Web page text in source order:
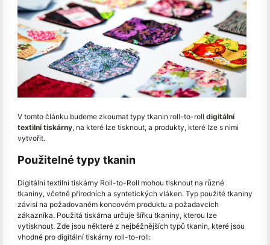
V tomto článku budeme zkoumat typy tkanin roll-to-roll digitální
textilní tiskárny, na které lze tisknout, a produkty, které lze s nimi
vytvořit.
Použitelné typy tkanin
Digitální textilní tiskárny Roll-to-Roll mohou tisknout na různé
tkaniny, včetně přírodních a syntetických vláken. Typ použité tkaniny
závisí na požadovaném koncovém produktu a požadavcích
zákazníka. Použitá tiskárna určuje šířku tkaniny, kterou lze
vytisknout. Zde jsou některé z nejběžnějších typů tkanin, které jsou
vhodné pro digitální tiskárny roll-to-roll: